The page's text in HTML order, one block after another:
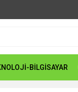
BİLGİSAYAR